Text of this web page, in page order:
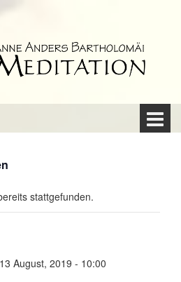
stattgefunden.
13 August, 2019 - 10:00